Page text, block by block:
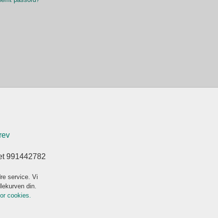
991442782
service. Vi
din.
cookies.